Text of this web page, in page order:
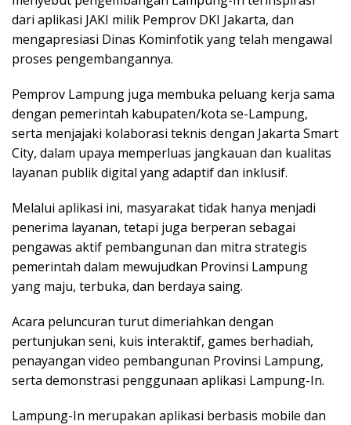
dari aplikasi JAKI milik Pemprov DKI Jakarta, dan
mengapresiasi Dinas Kominfotik yang telah mengawal
proses pengembangannya.
Pemprov Lampung juga membuka peluang kerja sama
dengan pemerintah kabupaten/kota se-Lampung,
serta menjajaki kolaborasi teknis dengan Jakarta Smart
City, dalam upaya memperluas jangkauan dan kualitas
layanan publik digital yang adaptif dan inklusif.
Melalui aplikasi ini, masyarakat tidak hanya menjadi
penerima layanan, tetapi juga berperan sebagai
pengawas aktif pembangunan dan mitra strategis
pemerintah dalam mewujudkan Provinsi Lampung
yang maju, terbuka, dan berdaya saing.
Acara peluncuran turut dimeriahkan dengan
pertunjukan seni, kuis interaktif, games berhadiah,
penayangan video pembangunan Provinsi Lampung,
serta demonstrasi penggunaan aplikasi Lampung-In.
Lampung-In merupakan aplikasi berbasis mobile dan